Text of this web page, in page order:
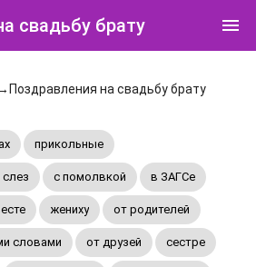
свадьбу брату
на свадьбу брату
прикольные
с помолвкой в ЗАГСе
жениху от родителей
словами от друзей сестре